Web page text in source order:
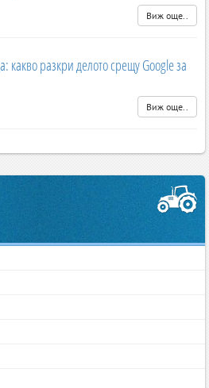
Виж още..
какво разкри делото срещу Google за
Виж още..